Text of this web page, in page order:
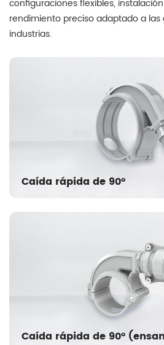
configuraciones flexibles,
rendimiento preciso adaptado a
industrias.
Caída rápida de 90°
Caída rápida de 90°